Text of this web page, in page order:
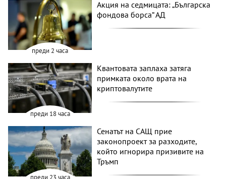
преди 2 часа
Акция на седмицата: „Българска
фондова борса“ АД
преди 18 часа
Квантовата заплаха затяга
примката около врата на
криптовалутите
преди 23 часа
Сенатът на САЩ прие
законопроект за разходите,
който игнорира призивите на
Тръмп